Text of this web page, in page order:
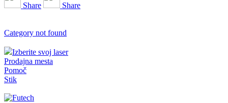
Share Share
Category not found
Izberite svoj laser
Prodajna mesta
Pomoč
Stik